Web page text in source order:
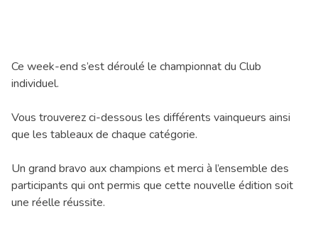
Ce week-end s’est déroulé le championnat du Club
individuel.
Vous trouverez ci-dessous les différents vainqueurs ainsi
que les tableaux de chaque catégorie.
Un grand bravo aux champions et merci à l’ensemble des
participants qui ont permis que cette nouvelle édition soit
une réelle réussite.